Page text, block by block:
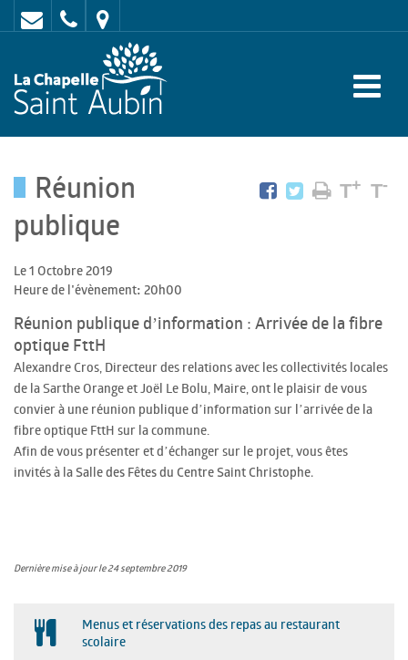
Contact
02
47
62
:
rue
de
-
AUBIN
Réunion
publique
T+ T-
Le 1 Octobre 2019
Heure de l'évènement: 20h00
Réunion publique d’information : Arrivée de la fibre
optique FttH
Alexandre Cros, Directeur des relations avec les collectivités locales
de la Sarthe Orange et Joël Le Bolu, Maire, ont le plaisir de vous
convier à une réunion publique d’information sur l’arrivée de la
fibre optique FttH sur la commune.
Afin de vous présenter et d’échanger sur le projet, vous êtes
invitésà la Salle des Fêtes du Centre Saint Christophe.
Dernière mise à jour le 24 septembre 2019
Menus et réservations des repas au restaurant
scolaire